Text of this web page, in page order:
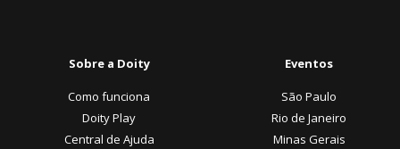
Sobre a Doity
Como funciona
Doity Play
Central de Ajuda
Eventos
São Paulo
Rio de Janeiro
Minas Gerais